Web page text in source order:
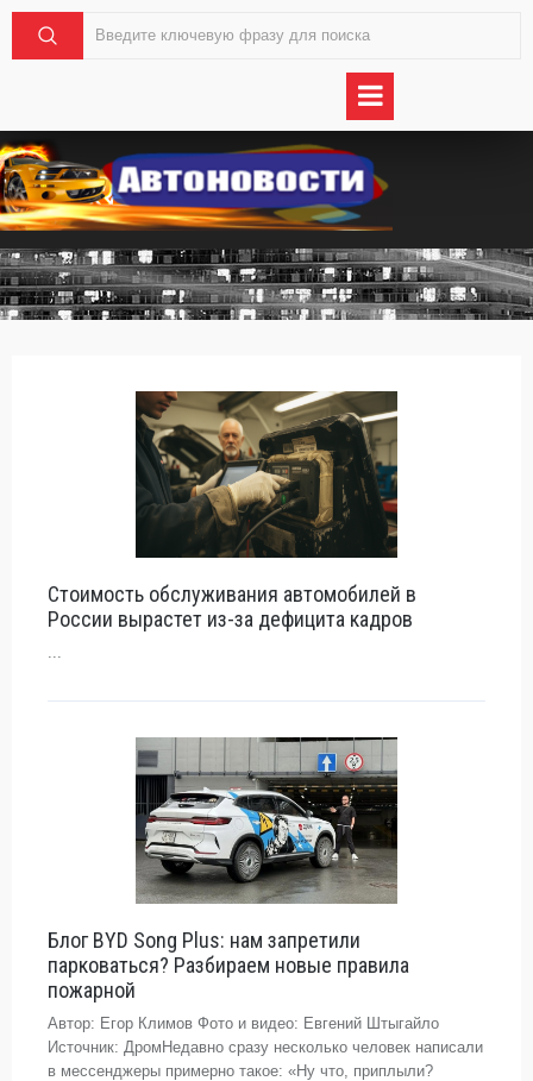
Стоимость обслуживания автомобилей в
России вырастет из-за дефицита кадров
...
Блог BYD Song Plus: нам запретили
парковаться? Разбираем новые правила
пожарной
Автор: Егор Климов Фото и видео: Евгений Штыгайло
Источник: ДромНедавно сразу несколько человек написали
в мессенджеры примерно такое: «Ну что, приплыли?